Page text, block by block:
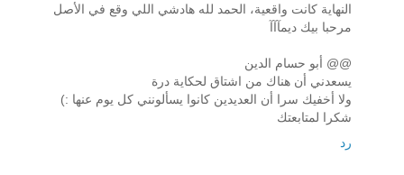
النهاية كانت واقعية، الحمد لله هادشي اللي وقع في الأصل
مرحبا بيك ديمآآآ
@@ أبو حسام الدين
يسعدني أن هناك من اشتاق لحكاية درة
ولا أخفيك سرا أن العديدين كانوا يسألونني كل يوم عنها :)
شكرا لمتابعتك
رد